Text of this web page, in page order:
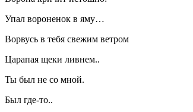
Упал вороненок в яму…
Ворвусь в тебя свежим ветром
Царапая щеки ливнем..
Ты был не со мной.
Был где-то..